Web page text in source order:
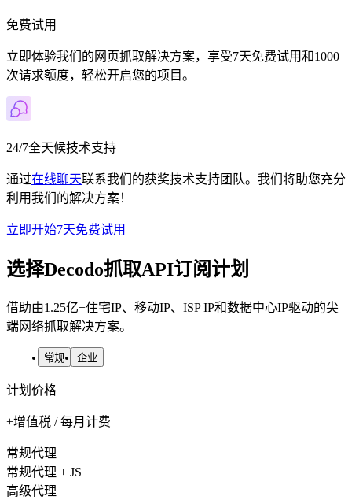
免费试用
立即体验我们的网页抓取解决方案，享受7天免费试用和1000
次请求额度，轻松开启您的项目。
24/7全天候技术支持
通过在线聊天联系我们的获奖技术支持团队。我们将助您充分
利用我们的解决方案！
立即开始7天免费试用
选择Decodo抓取API订阅计划
借助由1.25亿+住宅IP、移动IP、ISP IP和数据中心IP驱动的尖
端网络抓取解决方案。
常规 企业
计划价格
+增值税 / 每月计费
常规代理
常规代理 + JS
高级代理